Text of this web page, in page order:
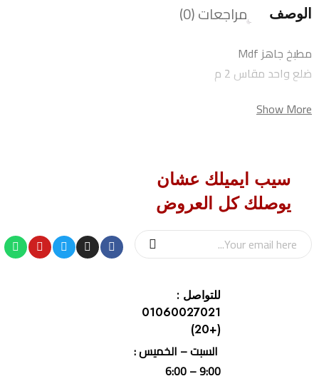
الوصف مراجعات (0)
مطبخ جاهز Mdf
ضلع واحد مقاس 2 م
Show More
سيب ايميلك عشان
يوصلك كل العروض
للتواصل :
01060027021
(+20)
السبت – الخميس :
9:00 – 6:00